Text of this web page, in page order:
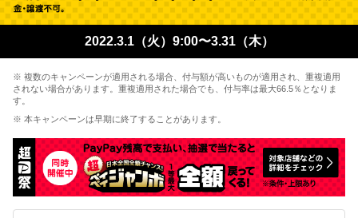
2022.3.1（火）9:00〜3.31（木）
※ 複数のキャンペーンが適用される場合、付与額が高いものが適用され、重複適用
されない場合があります。重複適用された場合でも、付与率は最大66.5％となりま
す。
※ 本キャンペーンは早期に終了することがあります。